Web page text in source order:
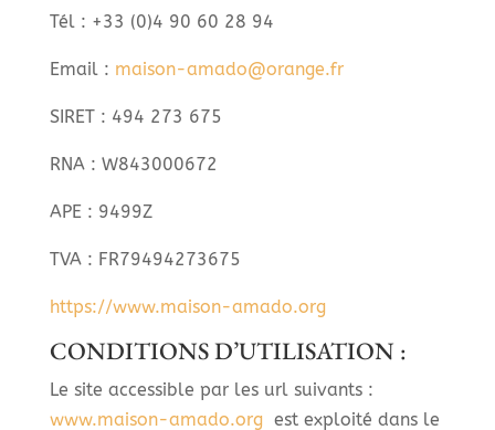
Tél : +33 (0)4 90 60 28 94
Email : maison-amado@orange.fr
SIRET : 494 273 675
RNA : W843000672
APE : 9499Z
TVA : FR79494273675
https://www.maison-amado.org
CONDITIONS D’UTILISATION :
Le site accessible par les url suivants :
www.maison-amado.orgest exploité dans le